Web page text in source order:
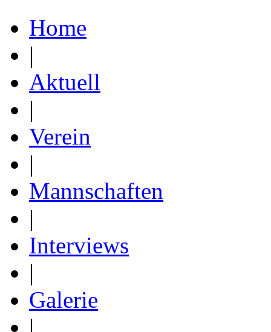
Home
|
Aktuell
|
Verein
|
Mannschaften
|
Interviews
|
Galerie